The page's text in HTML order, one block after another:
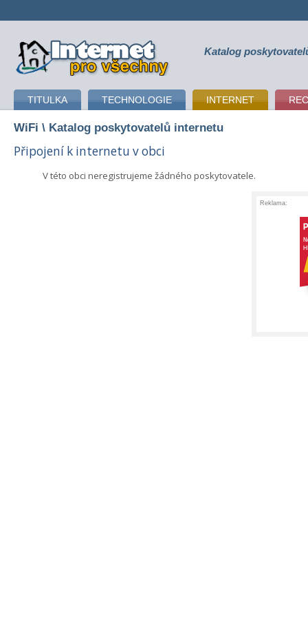
připojení k internetu Katalog
TITULKA TECHNOLOGIE INTERNET
WiFi \ Katalog poskytovatelů internetu
Připojení k internetu v obci
V této obci neregistrujeme žádného poskytovatele.
Reklama: